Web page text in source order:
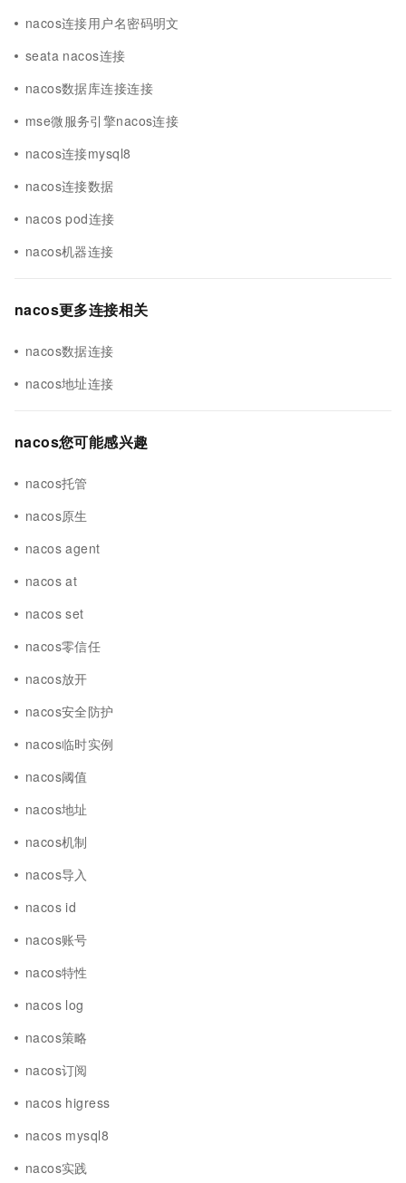
nacos连接用户名密码明文
seata nacos连接
nacos数据库连接连接
mse微服务引擎nacos连接
nacos连接mysql8
nacos连接数据
nacos pod连接
nacos机器连接
nacos更多连接相关
nacos数据连接
nacos地址连接
nacos您可能感兴趣
nacos托管
nacos原生
nacos agent
nacos at
nacos set
nacos零信任
nacos放开
nacos安全防护
nacos临时实例
nacos阈值
nacos地址
nacos机制
nacos导入
nacos id
nacos账号
nacos特性
nacos log
nacos策略
nacos订阅
nacos higress
nacos mysql8
nacos实践